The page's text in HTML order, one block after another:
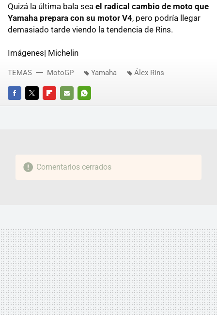
Quizá la última bala sea el radical cambio de moto que
Yamaha prepara con su motor V4, pero podría llegar
demasiado tarde viendo la tendencia de Rins.
Imágenes| Michelin
FACEBOOKTWITTERFLIPBOARD
E-
WHATSAPP
TEMAS MotoGP Yamaha Álex Rins
Comentarios cerrados